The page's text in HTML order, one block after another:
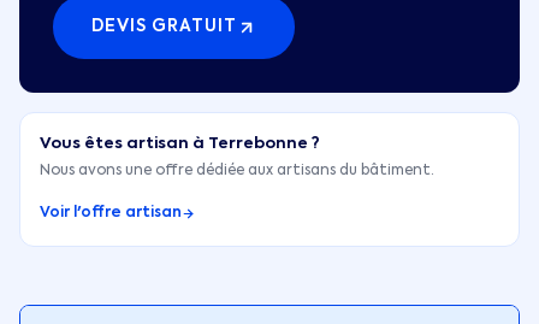
DEVIS GRATUIT
Vous êtes artisan à Terrebonne ?
Nous avons une offre dédiée aux artisans du bâtiment.
Voir l'offre artisan